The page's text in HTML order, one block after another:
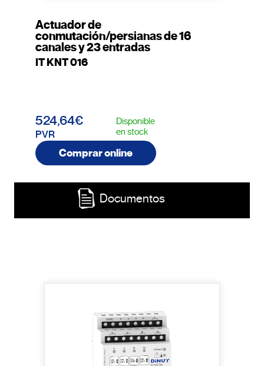
Actuador de
conmutación/persianas de 16
canales y 23 entradas
IT KNT 016
524,64€
PVR
Disponible
en stock
Comprar online
Documentos